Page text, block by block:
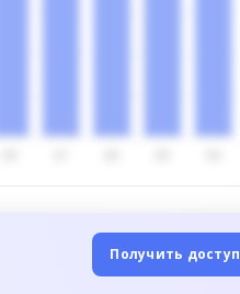
Получить доступ